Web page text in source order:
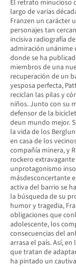
El retrato minucioso
largo de varias
Franzen un carácter
personajes tan
incisiva radiografía
admiración unánime
donde se ha
miembros de una
recuperación de un
yesposa perfecta,
reciclan las pilas y
niños. Junto con su
defensor de la
deun mundo mejor.
la vida de los
en casa de los
compañía minera, y
rockero
unprotagonismo
másdesconcertante
activa del barrio se
la búsqueda de su
humor y tragedia,
obligaciones que
adolescente, los
consecuencias del
arrasa el país. Así,
que tratan de
ha pintado un